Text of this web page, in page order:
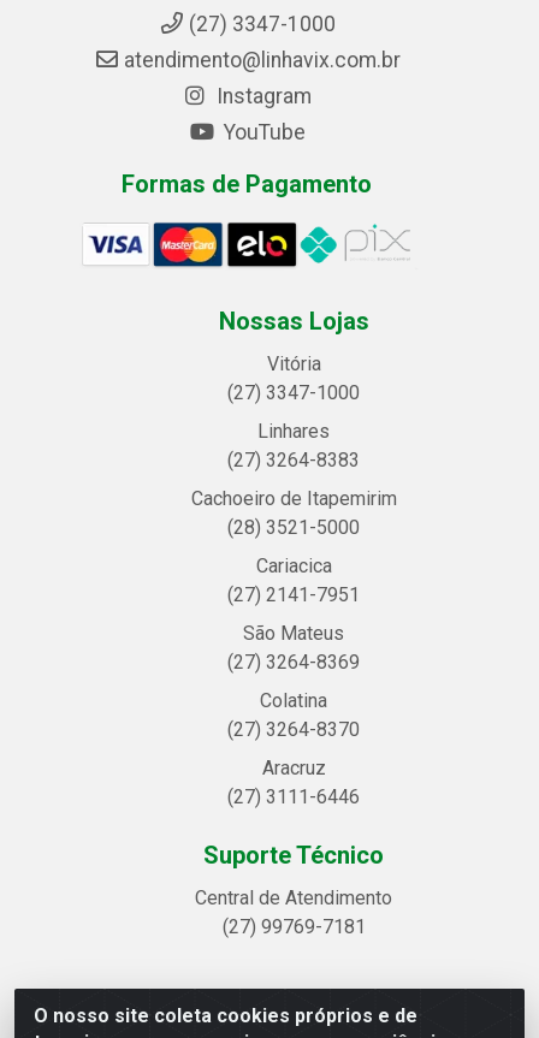
O nosso site coleta cookies próprios e de
(27) 3347-1000
atendimento@linhavix.com.br
Instagram
YouTube
Formas de Pagamento
Nossas Lojas
Vitória
(27) 3347-1000
Linhares
(27) 3264-8383
Cachoeiro de Itapemirim
(28) 3521-5000
Cariacica
(27) 2141-7951
São Mateus
(27) 3264-8369
Colatina
(27) 3264-8370
Aracruz
(27) 3111-6446
Suporte Técnico
Central de Atendimento
(27) 99769-7181
Linhavix Distribuidora LTDA - Avenida Alegre, 2521 -